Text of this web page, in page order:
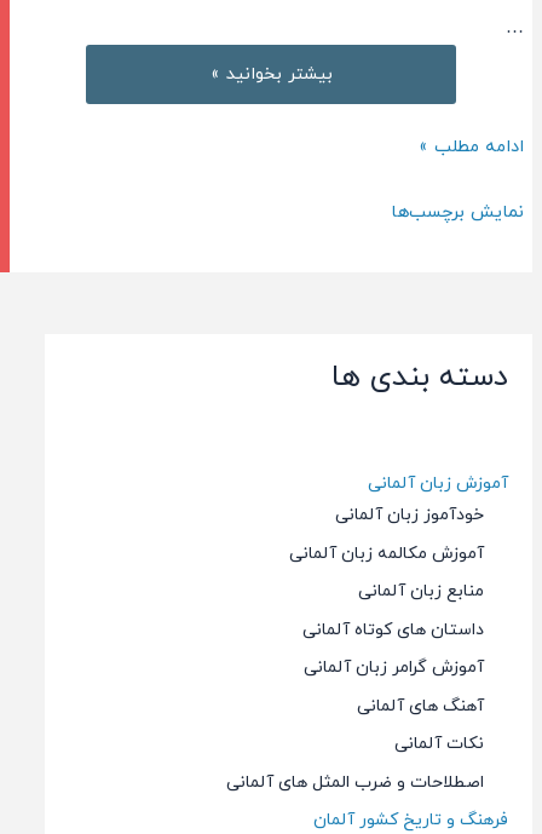
دسته بندی ها
آموزش زبان آلمانی
خودآموز زبان آلمانی
آموزش مکالمه زبان آلمانی
منابع زبان آلمانی
داستان های کوتاه آلمانی
آموزش گرامر زبان آلمانی
آهنگ های آلمانی
نکات آلمانی
اصطلاحات و ضرب المثل های آلمانی
فرهنگ و تاریخ کشور آلمان
…
آموزش
زبان
بیشتر بخوانید »
آموزش
انگلیسی
ادامه مطلب »
نمایش برچسب‌ها